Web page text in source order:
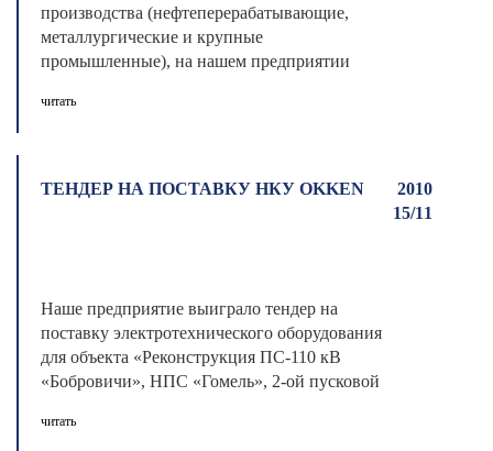
производства (нефтеперерабатывающие,
металлургические и крупные
промышленные), на нашем предприятии
читать
ТЕНДЕР НА ПОСТАВКУ НКУ OKKEN
2010
15/11
Наше предприятие выиграло тендер на
поставку электротехнического оборудования
для объекта «Реконструкция ПС-110 кВ
«Бобровичи», НПС «Гомель», 2-ой пусковой
читать